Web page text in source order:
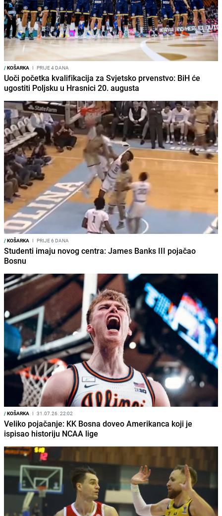
/KOŠARKA I PRIJE 4 DANA
Uoči početka kvalifikacija za Svjetsko prvenstvo: BiH će
ugostiti Poljsku u Hrasnici 20. augusta
/KOŠARKA I PRIJE 6 DANA
Studenti imaju novog centra: James Banks III pojačao
Bosnu
/KOŠARKA I 31.07.26. 22:02
Veliko pojačanje: KK Bosna doveo Amerikanca koji je
ispisao historiju NCAA lige